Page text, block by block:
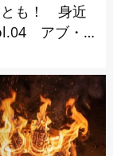
とも！ 身近
アブ・ブ